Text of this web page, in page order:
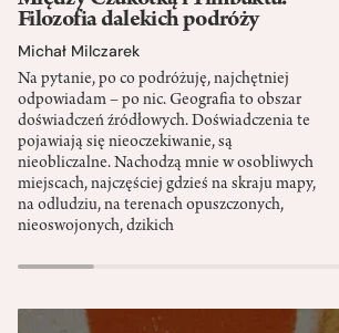
Filozofia dalekich podróży
Michał Milczarek
Na pytanie, po co podróżuję, najchętniej
odpowiadam – po nic. Geografia to obszar
doświadczeń źródłowych. Doświadczenia te
pojawiają się nieoczekiwanie, są
nieobliczalne. Nachodzą mnie w osobliwych
miejscach, najczęściej gdzieś na skraju mapy,
na odludziu, na terenach opuszczonych,
nieoswojonych, dzikich